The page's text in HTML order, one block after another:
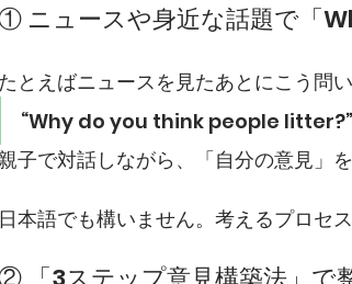
ニュースや身近な話題で「
たとえばニュースを見たあとにこう問
“Why do you think people
子で対話しながら、「自分の意見」
日本語でも構いません。考えるプロセ